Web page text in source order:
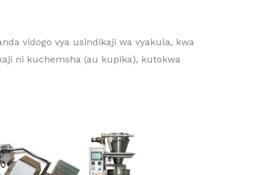
vidogo vya usindikaji wa vyakula, kwa
ni kuchemsha (au kupika), kutokwa